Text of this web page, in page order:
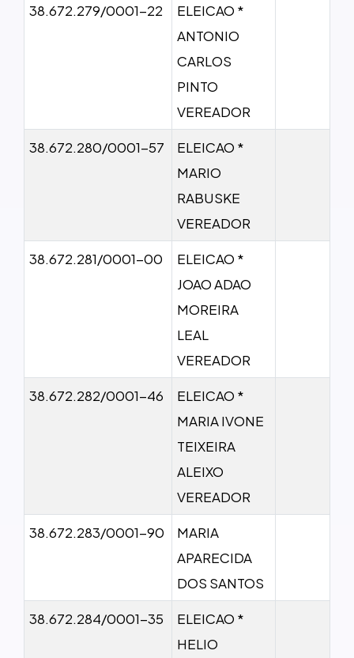
38.672.279/0001-22
ELEICAO *
ANTONIO
CARLOS
PINTO
VEREADOR
38.672.280/0001-57
ELEICAO *
MARIO
RABUSKE
VEREADOR
38.672.281/0001-00
ELEICAO *
JOAO ADAO
MOREIRA
LEAL
VEREADOR
38.672.282/0001-46
ELEICAO *
MARIA IVONE
TEIXEIRA
ALEIXO
VEREADOR
38.672.283/0001-90
MARIA
APARECIDA
DOS SANTOS
38.672.284/0001-35
ELEICAO *
HELIO